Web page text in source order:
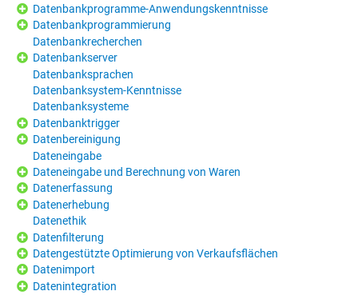
Datenbankprogramme-Anwendungskenntnisse
Datenbankprogrammierung
Datenbankrecherchen
Datenbankserver
Datenbanksprachen
Datenbanksystem-Kenntnisse
Datenbanksysteme
Datenbanktrigger
Datenbereinigung
Dateneingabe
Dateneingabe und Berechnung von Waren
Datenerfassung
Datenerhebung
Datenethik
Datenfilterung
Datengestützte Optimierung von Verkaufsflächen
Datenimport
Datenintegration